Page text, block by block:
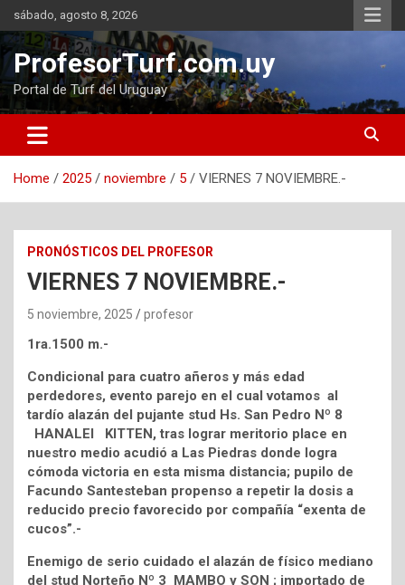
Skip
to
content
sábado, agosto 8, 2026
ProfesorTurf.com.uy
Portal de Turf del Uruguay
Home 2025 noviembre 5 VIERNES 7 NOVIEMBRE.-
PRONÓSTICOS DEL PROFESOR
VIERNES 7 NOVIEMBRE.-
5 noviembre, 2025 profesor
1ra.1500 m.-
Condicional para cuatro añeros y más edad
perdedores, evento parejo en el cual votamos al
tardío alazán del pujante stud Hs. San Pedro Nº 8
HANALEI KITTEN, tras lograr meritorio place en
nuestro medio acudió a Las Piedras donde logra
cómoda victoria en esta misma distancia; pupilo de
Facundo Santesteban propenso a repetir la dosis a
reducido precio favorecido por compañía “exenta de
cucos”.-
Enemigo de serio cuidado el alazán de físico mediano
del stud Norteño Nº 3 MAMBO y SON ; importado de